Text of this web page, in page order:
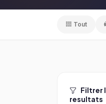
Tout
Filtrer
resultats